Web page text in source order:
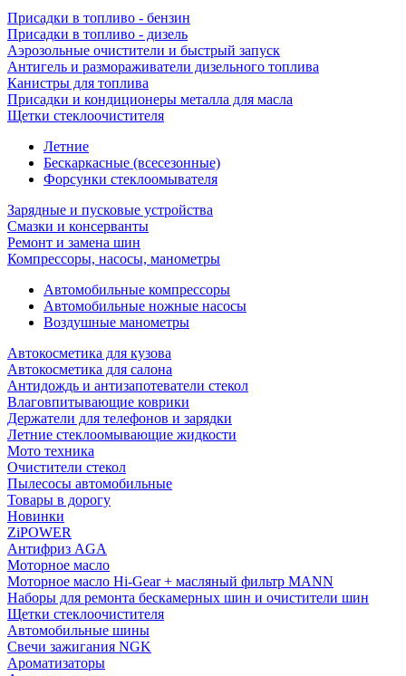
Присадки в топливо - бензин
Присадки в топливо - дизель
Аэрозольные очистители и быстрый запуск
Антигель и размораживатели дизельного топлива
Канистры для топлива
Присадки и кондиционеры металла для масла
Щетки стеклоочистителя
Летние
Бескаркасные (всесезонные)
Форсунки стеклоомывателя
Зарядные и пусковые устройства
Смазки и консерванты
Ремонт и замена шин
Компрессоры, насосы, манометры
Автомобильные компрессоры
Автомобильные ножные насосы
Воздушные манометры
Автокосметика для кузова
Автокосметика для салона
Антидождь и антизапотеватели стекол
Влаговпитывающие коврики
Держатели для телефонов и зарядки
Летние стеклоомывающие жидкости
Мото техника
Очистители стекол
Пылесосы автомобильные
Товары в дорогу
Новинки
ZiPOWER
Антифриз AGA
Моторное масло
Моторное масло Hi-Gear + масляный фильтр MANN
Наборы для ремонта бескамерных шин и очистители шин
Щетки стеклоочистителя
Автомобильные шины
Свечи зажигания NGK
Ароматизаторы